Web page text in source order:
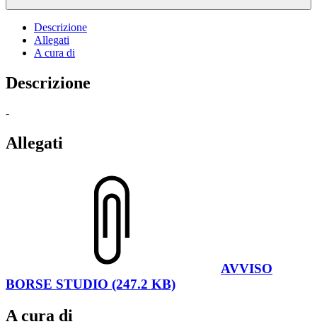
Descrizione
Allegati
A cura di
Descrizione
-
Allegati
AVVISO
BORSE STUDIO (247.2 KB)
A cura di